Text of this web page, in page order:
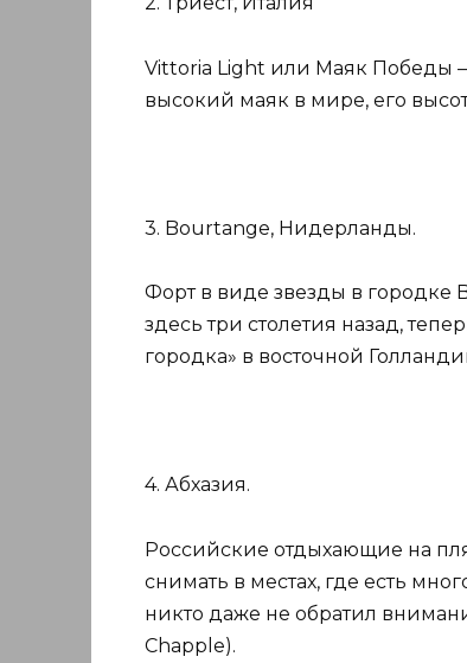
Vittoria Light или Маяк Победы
высокий маяк в мире, его
3. Bourtange, Нидерланды.
Форт в виде звезды в
здесь три столетия назад,
городка» в восточной
4. Абхазия.
Российские отдыхающие на
снимать в местах, где есть
никто даже не обратил
Chapple).